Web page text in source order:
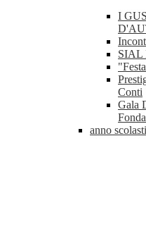
I
SIAL
Conti
Gala
anno